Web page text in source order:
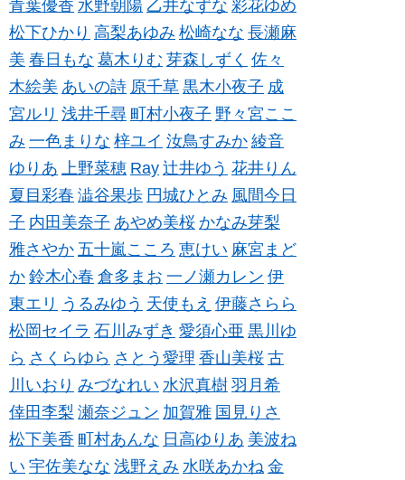
青葉優香 水野朝陽 乙井なずな 彩花ゆめ
松下ひかり 高梨あゆみ 松崎なな 長瀬麻
美 春日もな 葛木りむ 芽森しずく 佐々
木絵美 あいの詩 原千草 黒木小夜子 成
宮ルリ 浅井千尋 町村小夜子 野々宮ここ
み 一色まりな 梓ユイ 汝鳥すみか 綾音
ゆりあ 上野菜穂 Ray 辻井ゆう 花井りん
夏目彩春 澁谷果歩 円城ひとみ 風間今日
子 内田美奈子 あやめ美桜 かなみ芽梨
雅さやか 五十嵐こころ 恵けい 麻宮まど
か 鈴木心春 倉多まお 一ノ瀬カレン 伊
東エリ うるみゆう 天使もえ 伊藤さらら
松岡セイラ 石川みずき 愛須心亜 黒川ゆ
ら さくらゆら さとう愛理 香山美桜 古
川いおり みづなれい 水沢真樹 羽月希
倖田李梨 瀬奈ジュン 加賀雅 国見りさ
松下美香 町村あんな 日高ゆりあ 美波ね
い 宇佐美なな 浅野えみ 水咲あかね 金